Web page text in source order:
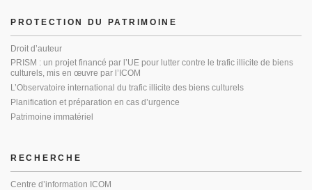
PROTECTION DU PATRIMOINE
Droit d’auteur
PRISM : un projet financé par l’UE pour lutter contre le trafic illicite de biens
culturels, mis en œuvre par l’ICOM
L’Observatoire international du trafic illicite des biens culturels
Planification et préparation en cas d’urgence
Patrimoine immatériel
RECHERCHE
Centre d’information ICOM